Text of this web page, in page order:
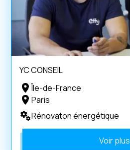
YC CONSEIL
Île-de-France
Paris
Rénovaton énergétique
Voir plus